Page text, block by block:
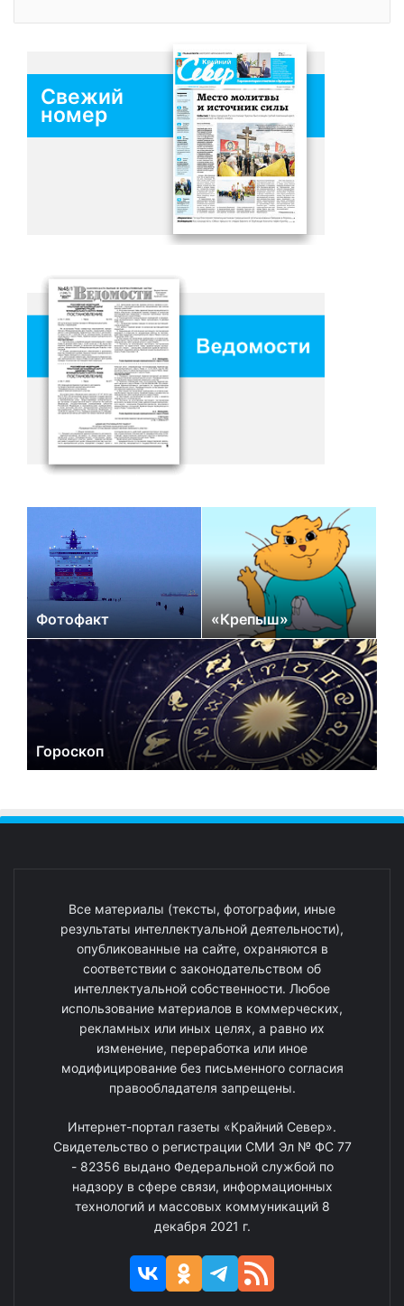
Свежий
номер
Фотофакт «Крепыш»
Гороскоп
Все материалы (тексты, фотографии, иные
результаты интеллектуальной деятельности),
опубликованные на сайте, охраняются в
соответствии с законодательством об
интеллектуальной собственности. Любое
использование материалов в коммерческих,
рекламных или иных целях, а равно их
изменение, переработка или иное
модифицирование без письменного согласия
правообладателя запрещены.
Интернет-портал газеты «Крайний Север».
Свидетельство о регистрации СМИ Эл № ФС 77
- 82356 выдано Федеральной службой по
надзору в сфере связи, информационных
технологий и массовых коммуникаций 8
декабря 2021 г.